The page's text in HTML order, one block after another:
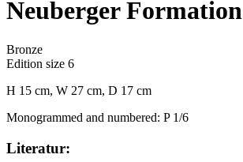
Neuberger Formation
Bronze
Edition size 6
H 15 cm, W 27 cm, D 17 cm
Monogrammed and numbered: P 1/6
Literatur: